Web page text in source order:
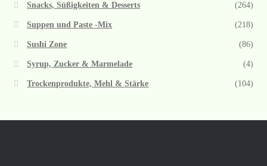
Snacks, Süßigkeiten & Desserts (264)
Suppen und Paste -Mix (218)
Sushi Zone (86)
Syrup, Zucker & Marmelade (4)
Trockenprodukte, Mehl & Stärke (104)